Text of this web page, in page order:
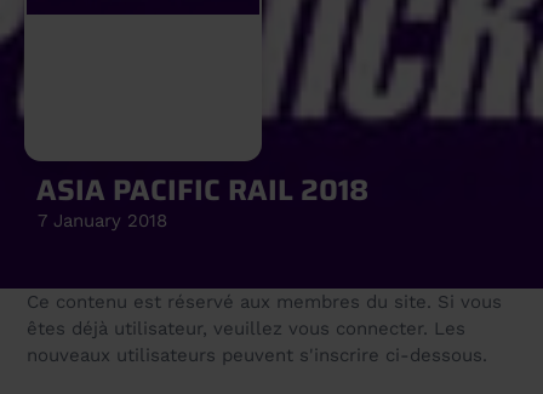
ASIA PACIFIC RAIL 2018
7 January 2018
Ce contenu est réservé aux membres du site. Si vous
êtes déjà utilisateur, veuillez vous connecter. Les
nouveaux utilisateurs peuvent s'inscrire ci-dessous.